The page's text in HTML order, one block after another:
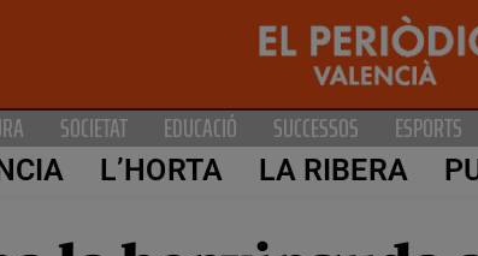
SOCIETAT EDUCACIÓ SUCCESSOS ESPORTS
L’HORTA LA RIBERA